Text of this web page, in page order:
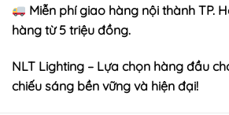
Miễn phí giao hàng nội thành TP.
hàng từ 5 triệu đồng.
NLT Lighting – Lựa chọn hàng đầu
chiếu sáng bền vững và hiện đại!